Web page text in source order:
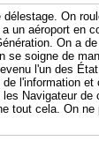
délestage. On
un aéroport en
On a
se soigne de
l'un des
l'information
Navigateur de
tout cela. On